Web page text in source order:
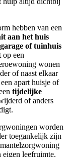
hebben van een
aan het huis
of tuinhuis
een
wonen
of naast elkaar
apart huisje of
tijdelijke
of anders
worden
toegankelijk zijn
leefruimte.